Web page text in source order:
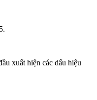
xuất hiện các dấu hiệu